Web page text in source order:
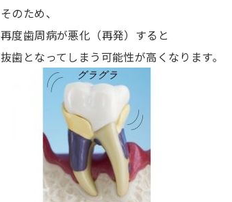
そのため、
再度歯周病が悪化（再発）すると
抜歯となってしまう可能性が高くなります。